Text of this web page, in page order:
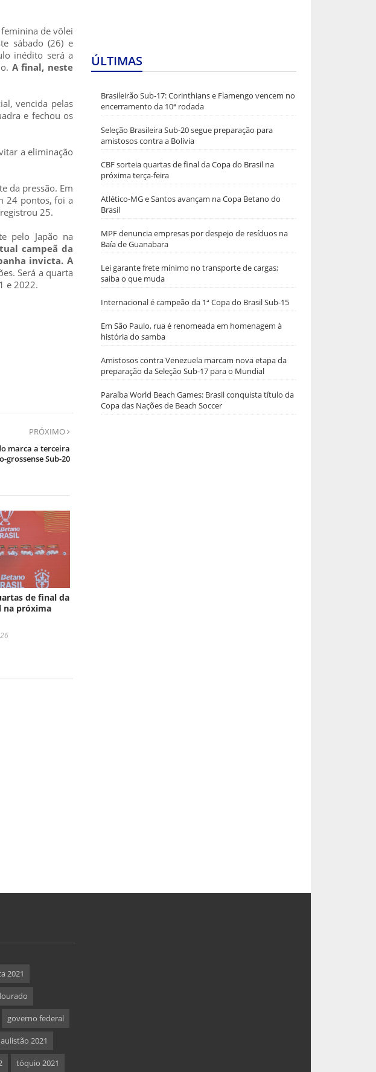
de vôlei
sábado (26) e
inédito será a
A final, neste
vencida pelas
e fechou os
a eliminação
da pressão. Em
24 pontos, foi a
25.
pelo Japão na
campeã da
invicta. A
Será a quarta
e 2022.
PRÓXIMO
marca a terceira
grossense Sub-20
de final da
na próxima
ÚLTIMAS
Brasileirão Sub-17: Corinthians e Flamengo vencem no
encerramento da 10ª rodada
Seleção Brasileira Sub-20 segue preparação para
amistosos contra a Bolívia
CBF sorteia quartas de final da Copa do Brasil na
próxima terça-feira
Atlético-MG e Santos avançam na Copa Betano do
Brasil
MPF denuncia empresas por despejo de resíduos na
Baía de Guanabara
Lei garante frete mínimo no transporte de cargas;
saiba o que muda
Internacional é campeão da 1ª Copa do Brasil Sub-15
Em São Paulo, rua é renomeada em homenagem à
história do samba
Amistosos contra Venezuela marcam nova etapa da
preparação da Seleção Sub-17 para o Mundial
Paraíba World Beach Games: Brasil conquista título da
Copa das Nações de Beach Soccer
2021
governo federal
2021
tóquio 2021